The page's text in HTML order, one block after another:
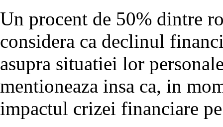
Un procent de 50% dintre
considera ca declinul
asupra situatiei lor
mentioneaza insa ca, in
impactul crizei financiare